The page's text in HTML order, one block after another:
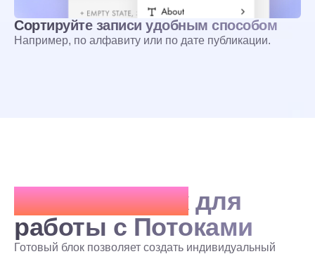
Сортируйте записи удобным способом
Например, по алфавиту или по дате публикации.
Базовый блокдля
работы с Потоками
Готовый блок позволяет создать индивидуальный